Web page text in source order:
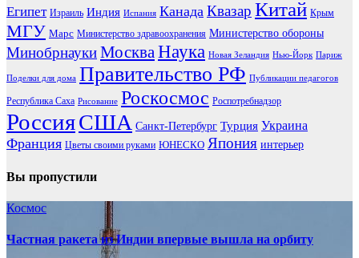
Египет Израиль Индия Испания Канада Квазар Китай Крым
МГУ Марс Министерство здравоохранения Министерство обороны
МинобрнаукиМоскваНаука Новая Зеландия Нью-Йорк Париж
Поделки для дома Правительство РФ Публикации педагогов
Республика Саха Рисование Роскосмос Роспотребнадзор
РоссияСША Санкт-Петербург Турция Украина
Франция Цветы своими руками ЮНЕСКО Япония интерьер
Вы пропустили
Космос
Частная ракета из Индии впервые вышла на орбиту